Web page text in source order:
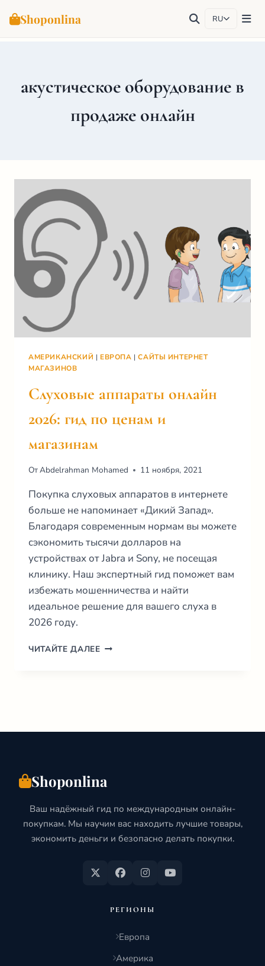
Shoponlina RU
акустическое оборудование в
продаже онлайн
АМЕРИКАНСКИЙ | ЕВРОПА |САЙТЫ ИНТЕРНЕТ
МАГАЗИНОВ
Слуховые аппараты онлайн
2026: гид по ценам и
магазинам
ОтAbdelrahman Mohamed 11 ноября, 2021
Покупка слуховых аппаратов в интернете
больше не напоминает «Дикий Запад».
Благодаря современным нормам вы можете
сэкономить тысячи долларов на
устройствах от Jabra и Sony, не посещая
клинику. Наш экспертный гид поможет вам
избежать мошенничества и найти
идеальное решение для вашего слуха в
2026 году.
ЧИТАЙТЕ ДАЛЕЕСЛУХОВЫЕ
И
Shoponlina
Ваш надёжный гид по международным онлайн-
покупкам. Мы научим вас находить лучшие товары,
экономить деньги и безопасно делать покупки.
РЕГИОНЫ
Европа
Америка